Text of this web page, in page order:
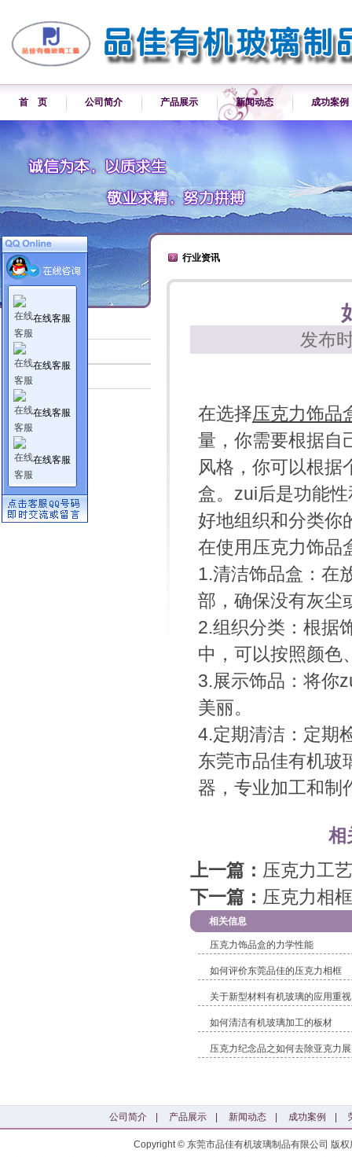
首 页 公司简介 产品展示 新闻动态 成功案例
新闻动态
行业资讯
行业资讯
发布
在选择压克力饰品
量，你需要根据自
风格，你可以根据
盒。zui后是功能
好地组织和分类你
在使用压克力饰品
1.清洁饰品盒：在
部，确保没有灰尘
2.组织分类：根据
中，可以按照颜色
3.展示饰品：将你
美丽。
4.定期清洁：定期
东莞市品佳有机玻
器，专业加工和制
相
上一篇： 压克力工
下一篇： 压克力相
相关信息
压克力饰品盒的力学性能
如何评价东莞品佳的压克力相框
关于新型材料有机玻璃的应用重视
如何清洁有机玻璃加工的板材
压克力纪念品之如何去除亚克力展
公司简介 产品展示 新闻动态 成功案例
Copyright © 东莞市品佳有机玻璃制品有限公司 版
在线客服
在线客服
在线客服
在线客服